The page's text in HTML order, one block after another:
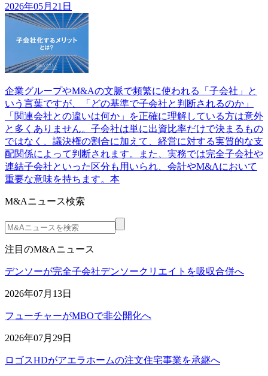
2026年05月21日
企業グループやM&Aの文脈で頻繁に使われる「子会社」と
いう言葉ですが、「どの基準で子会社と判断されるのか」
「関連会社との違いは何か」を正確に理解している方は意外
と多くありません。子会社は単に出資比率だけで決まるもの
ではなく、議決権の割合に加えて、経営に対する実質的な支
配関係によって判断されます。また、実務では完全子会社や
連結子会社といった区分も用いられ、会計やM&Aにおいて
重要な意味を持ちます。本
M&Aニュース検索
注目のM&Aニュース
デンソーが完全子会社デンソークリエイトを吸収合併へ
2026年07月13日
フューチャーがMBOで非公開化へ
2026年07月29日
ロゴスHDがアエラホームの注文住宅事業を承継へ